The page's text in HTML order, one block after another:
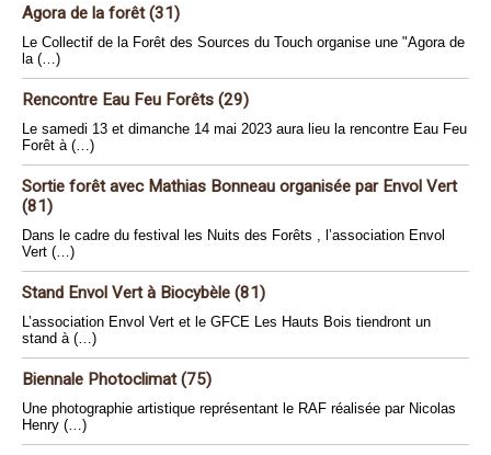
Agora de la forêt (31)
Le Collectif de la Forêt des Sources du Touch organise une "Agora de
la (…)
Rencontre Eau Feu Forêts (29)
Le samedi 13 et dimanche 14 mai 2023 aura lieu la rencontre Eau Feu
Forêt à (…)
Sortie forêt avec Mathias Bonneau organisée par Envol Vert
(81)
Dans le cadre du festival les Nuits des Forêts , l’association Envol
Vert (…)
Stand Envol Vert à Biocybèle (81)
L’association Envol Vert et le GFCE Les Hauts Bois tiendront un
stand à (…)
Biennale Photoclimat (75)
Une photographie artistique représentant le RAF réalisée par Nicolas
Henry (…)